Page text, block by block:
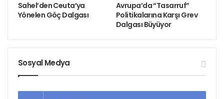
Sahel’den Ceuta’ya
Yönelen Göç Dalgası
Avrupa’da “Tasarruf”
Politikalarına Karşı Grev
Dalgası Büyüyor
Sosyal Medya